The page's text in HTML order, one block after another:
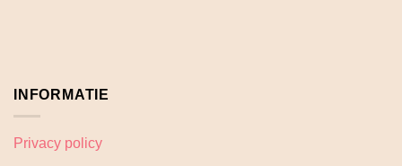
INFORMATIE
Privacy policy